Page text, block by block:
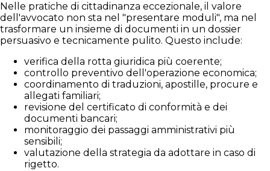
Nelle pratiche di cittadinanza eccezionale, il valore
dell'avvocato non sta nel "presentare moduli", ma nel
trasformare un insieme di documenti in un dossier
persuasivo e tecnicamente pulito. Questo include:
verifica della rotta giuridica più coerente;
controllo preventivo dell'operazione economica;
coordinamento di traduzioni, apostille, procure e
allegati familiari;
revisione del certificato di conformità e dei
documenti bancari;
monitoraggio dei passaggi amministrativi più
sensibili;
valutazione della strategia da adottare in caso di
rigetto.